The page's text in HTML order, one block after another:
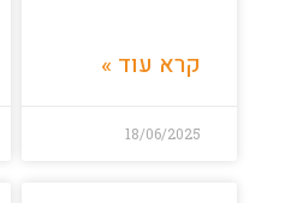
קרא עוד »
18/06/2025